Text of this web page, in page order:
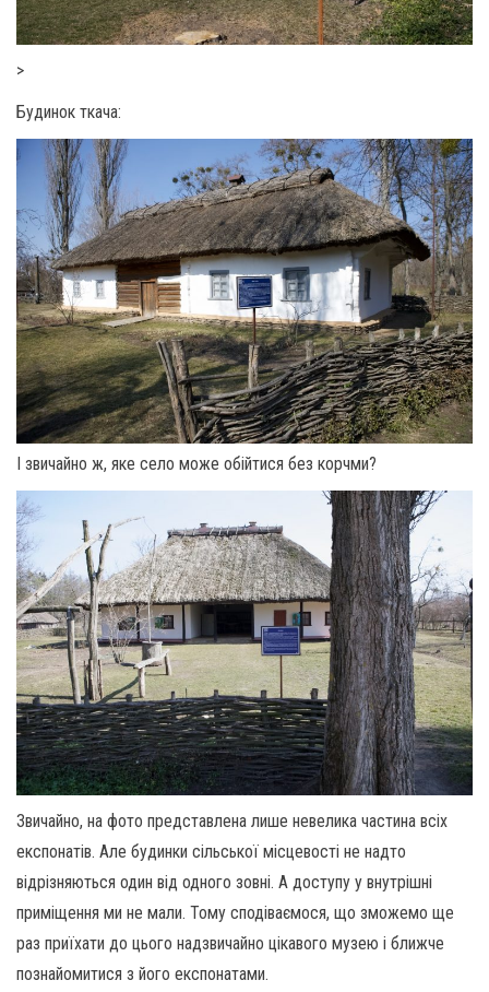
>
Будинок ткача:
І звичайно ж, яке село може обійтися без корчми?
Звичайно, на фото представлена лише невелика частина всіх
експонатів. Але будинки сільської місцевості не надто
відрізняються один від одного зовні. А доступу у внутрішні
приміщення ми не мали. Тому сподіваємося, що зможемо ще
раз приїхати до цього надзвичайно цікавого музею і ближче
познайомитися з його експонатами.